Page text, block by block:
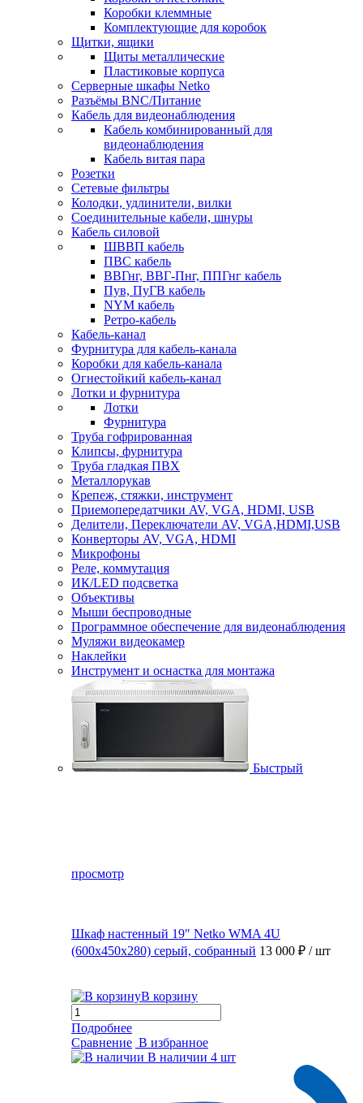
Коробки клеммные
Комплектующие для коробок
Щитки, ящики
Щиты металлические
Пластиковые корпуса
Серверные шкафы Netko
Разъёмы BNC/Питание
Кабель для видеонаблюдения
Кабель комбинированный для
видеонаблюдения
Кабель витая пара
Розетки
Сетевые фильтры
Колодки, удлинители, вилки
Соединительные кабели, шнуры
Кабель силовой
ШВВП кабель
ПВС кабель
ВВГнг, ВВГ-Пнг, ППГнг кабель
Пув, ПуГВ кабель
NYM кабель
Ретро-кабель
Кабель-канал
Фурнитура для кабель-канала
Коробки для кабель-канала
Огнестойкий кабель-канал
Лотки и фурнитура
Лотки
Фурнитура
Труба гофрированная
Клипсы, фурнитура
Труба гладкая ПВХ
Металлорукав
Крепеж, стяжки, инструмент
Приемопередатчики AV, VGA, HDMI, USB
Делители, Переключатели AV, VGA,HDMI,USB
Конверторы AV, VGA, HDMI
Микрофоны
Реле, коммутация
ИК/LED подсветка
Объективы
Мыши беспроводные
Программное обеспечение для видеонаблюдения
Муляжи видеокамер
Наклейки
Инструмент и оснастка для монтажа
Быстрый
просмотр
Шкаф настенный 19″ Netko WMA 4U
(600x450x280) серый, собранный 13 000 ₽ / шт
В корзину
Подробнее
Сравнение В избранное
В наличии 4 шт